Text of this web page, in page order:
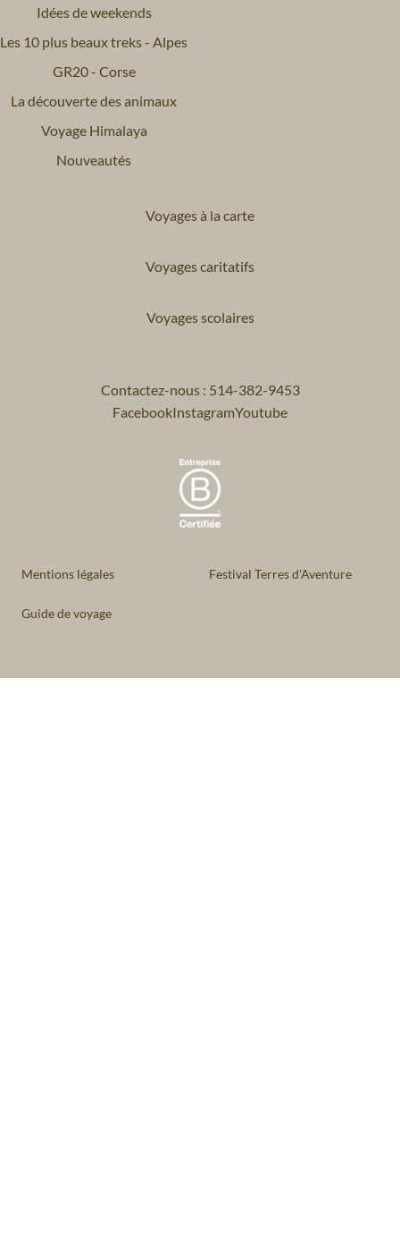
Idées de weekends
Les 10 plus beaux treks - Alpes
GR20 - Corse
La découverte des animaux
Voyage Himalaya
Nouveautés
Voyages à la carte
Voyages caritatifs
Voyages scolaires
Contactez-nous : 514-382-9453
FacebookInstagramYoutube
Mentions légales Festival Terres d'Aventure
Guide de voyage